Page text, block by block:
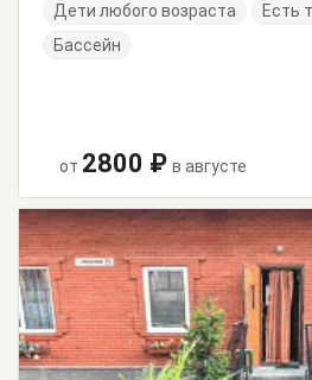
Дети любого возраста
Есть
Бассейн
от 2800 ₽ в августе